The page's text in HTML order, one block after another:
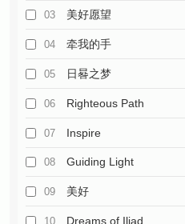
03 美好愿望
04 牵我的手
05 日晷之梦
06 Righteous Path
07 Inspire
08 Guiding Light
09 美好
10 Dreams of Iliad